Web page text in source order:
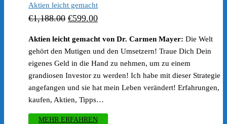
Aktien leicht gemacht
€1,188.00 Ursprünglicher
war:
€1,188.00
€599.00Aktueller
€599.00.
Aktien leicht gemacht von Dr. Carmen Mayer: Die Welt
gehört den Mutigen und den Umsetzern! Traue Dich Dein
eigenes Geld in die Hand zu nehmen, um zu einem
grandiosen Investor zu werden! Ich habe mit dieser Strategie
angefangen und sie hat mein Leben verändert! Erfahrungen,
kaufen, Aktien, Tipps…
MEHR ERFAHREN